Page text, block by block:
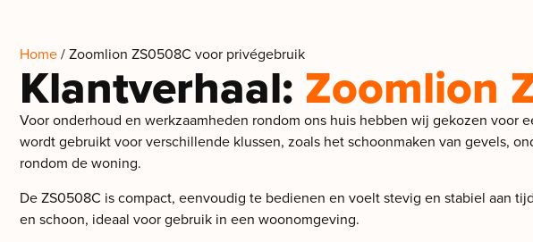
Home/ Zoomlion ZS0508C voor privégebruik
Klantverhaal: Zoomlion
Voor onderhoud en werkzaamheden rondom ons huis hebben wij gekozen voor
wordt gebruikt voor verschillende klussen, zoals het schoonmaken van gevels,
rondom de woning.
De ZS0508C is compact, eenvoudig te bedienen en voelt stevig en stabiel aan
en schoon, ideaal voor gebruik in een woonomgeving.